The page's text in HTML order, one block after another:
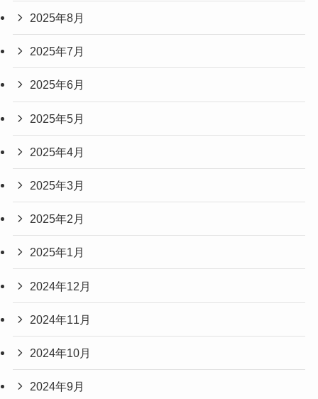
2025年8月
2025年7月
2025年6月
2025年5月
2025年4月
2025年3月
2025年2月
2025年1月
2024年12月
2024年11月
2024年10月
2024年9月